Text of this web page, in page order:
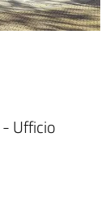
- Ufficio